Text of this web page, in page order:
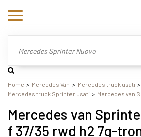
Home Mercedes Van
Mercedes truck usati
Mercedes truck Sprinter usati
Mercedes van
Mercedes van
f 37/35 rwd h2 7g-